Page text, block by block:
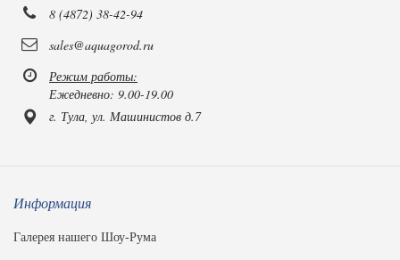
8 (4872) 38-42-94
sales@aquagorod.ru
Режим работы:
Ежедневно: 9.00-19.00
г. Тула, ул. Машинистов д.7
Информация
Галерея нашего Шоу-Рума